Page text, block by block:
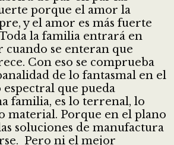
porque el amor la
y el amor es más fuerte
la familia entrará en
cuando se enteran que
Con eso se comprueba
de lo fantasmal en el
espectral que pueda
familia, es lo terrenal, lo
material. Porque en el plano
soluciones de manufactura
Pero ni el mejor